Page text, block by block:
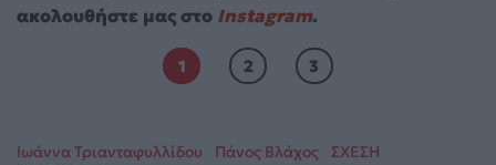
ακολουθήστε μας στο Instagram.
1 2 3
Ιωάννα Τριανταφυλλίδου Πάνος Βλάχος
ΣΧΕΣΗ